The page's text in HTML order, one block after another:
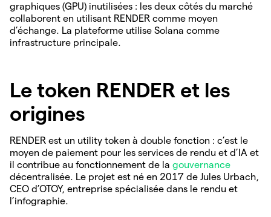
graphiques (GPU) inutilisées : les deux côtés du marché
collaborent en utilisant RENDER comme moyen
d’échange. La plateforme utilise Solana comme
infrastructure principale.
Le token RENDER et les
origines
RENDER est un utility token à double fonction : c’est le
moyen de paiement pour les services de rendu et d’IA et
il contribue au fonctionnement de la gouvernance
décentralisée. Le projet est né en 2017 de Jules Urbach,
CEO d’OTOY, entreprise spécialisée dans le rendu et
l’infographie.